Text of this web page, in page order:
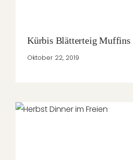
Kürbis Blätterteig Muffins
Oktober 22, 2019